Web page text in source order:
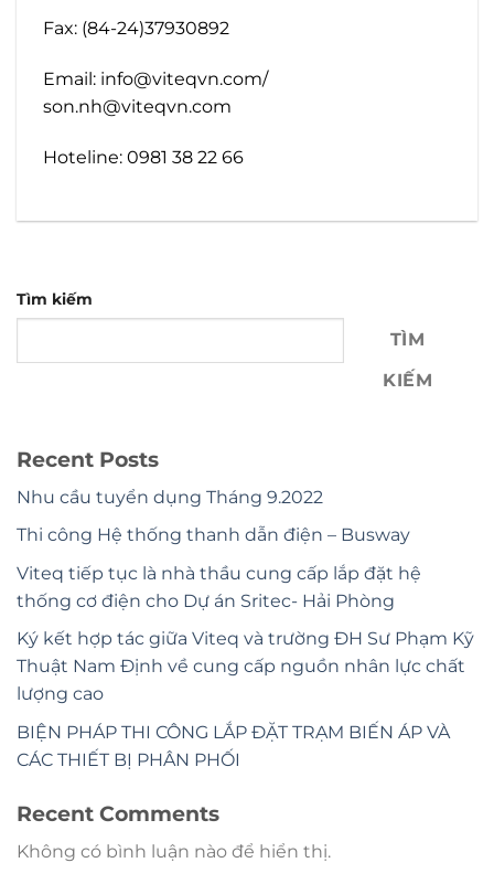
Fax: (84-24)37930892
Email: info@viteqvn.com/
son.nh@viteqvn.com
Hoteline: 0981 38 22 66
Tìm kiếm
TÌM
KIẾM
Recent Posts
Nhu cầu tuyển dụng Tháng 9.2022
Thi công Hệ thống thanh dẫn điện – Busway
Viteq tiếp tục là nhà thầu cung cấp lắp đặt hệ
thống cơ điện cho Dự án Sritec- Hải Phòng
Ký kết hợp tác giữa Viteq và trường ĐH Sư Phạm Kỹ
Thuật Nam Định về cung cấp nguồn nhân lực chất
lượng cao
BIỆN PHÁP THI CÔNG LẮP ĐẶT TRẠM BIẾN ÁP VÀ
CÁC THIẾT BỊ PHÂN PHỐI
Recent Comments
Không có bình luận nào để hiển thị.